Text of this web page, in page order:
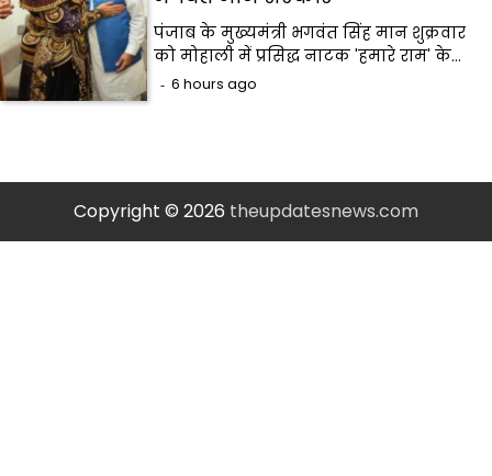
पंजाब के मुख्यमंत्री भगवंत सिंह मान शुक्रवार
को मोहाली में प्रसिद्ध नाटक 'हमारे राम' के…
6 hours ago
Copyright © 2026 theupdatesnews.com